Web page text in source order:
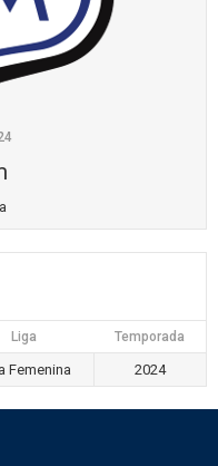
Liga Temporada
Femenina 2024